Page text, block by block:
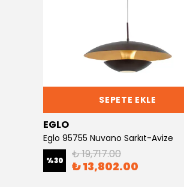
SEPETE EKLE
EGLO
Eglo 95755 Nuvano Sarkıt-Avize
%30 ₺ 19,717.00
₺ 13,802.00